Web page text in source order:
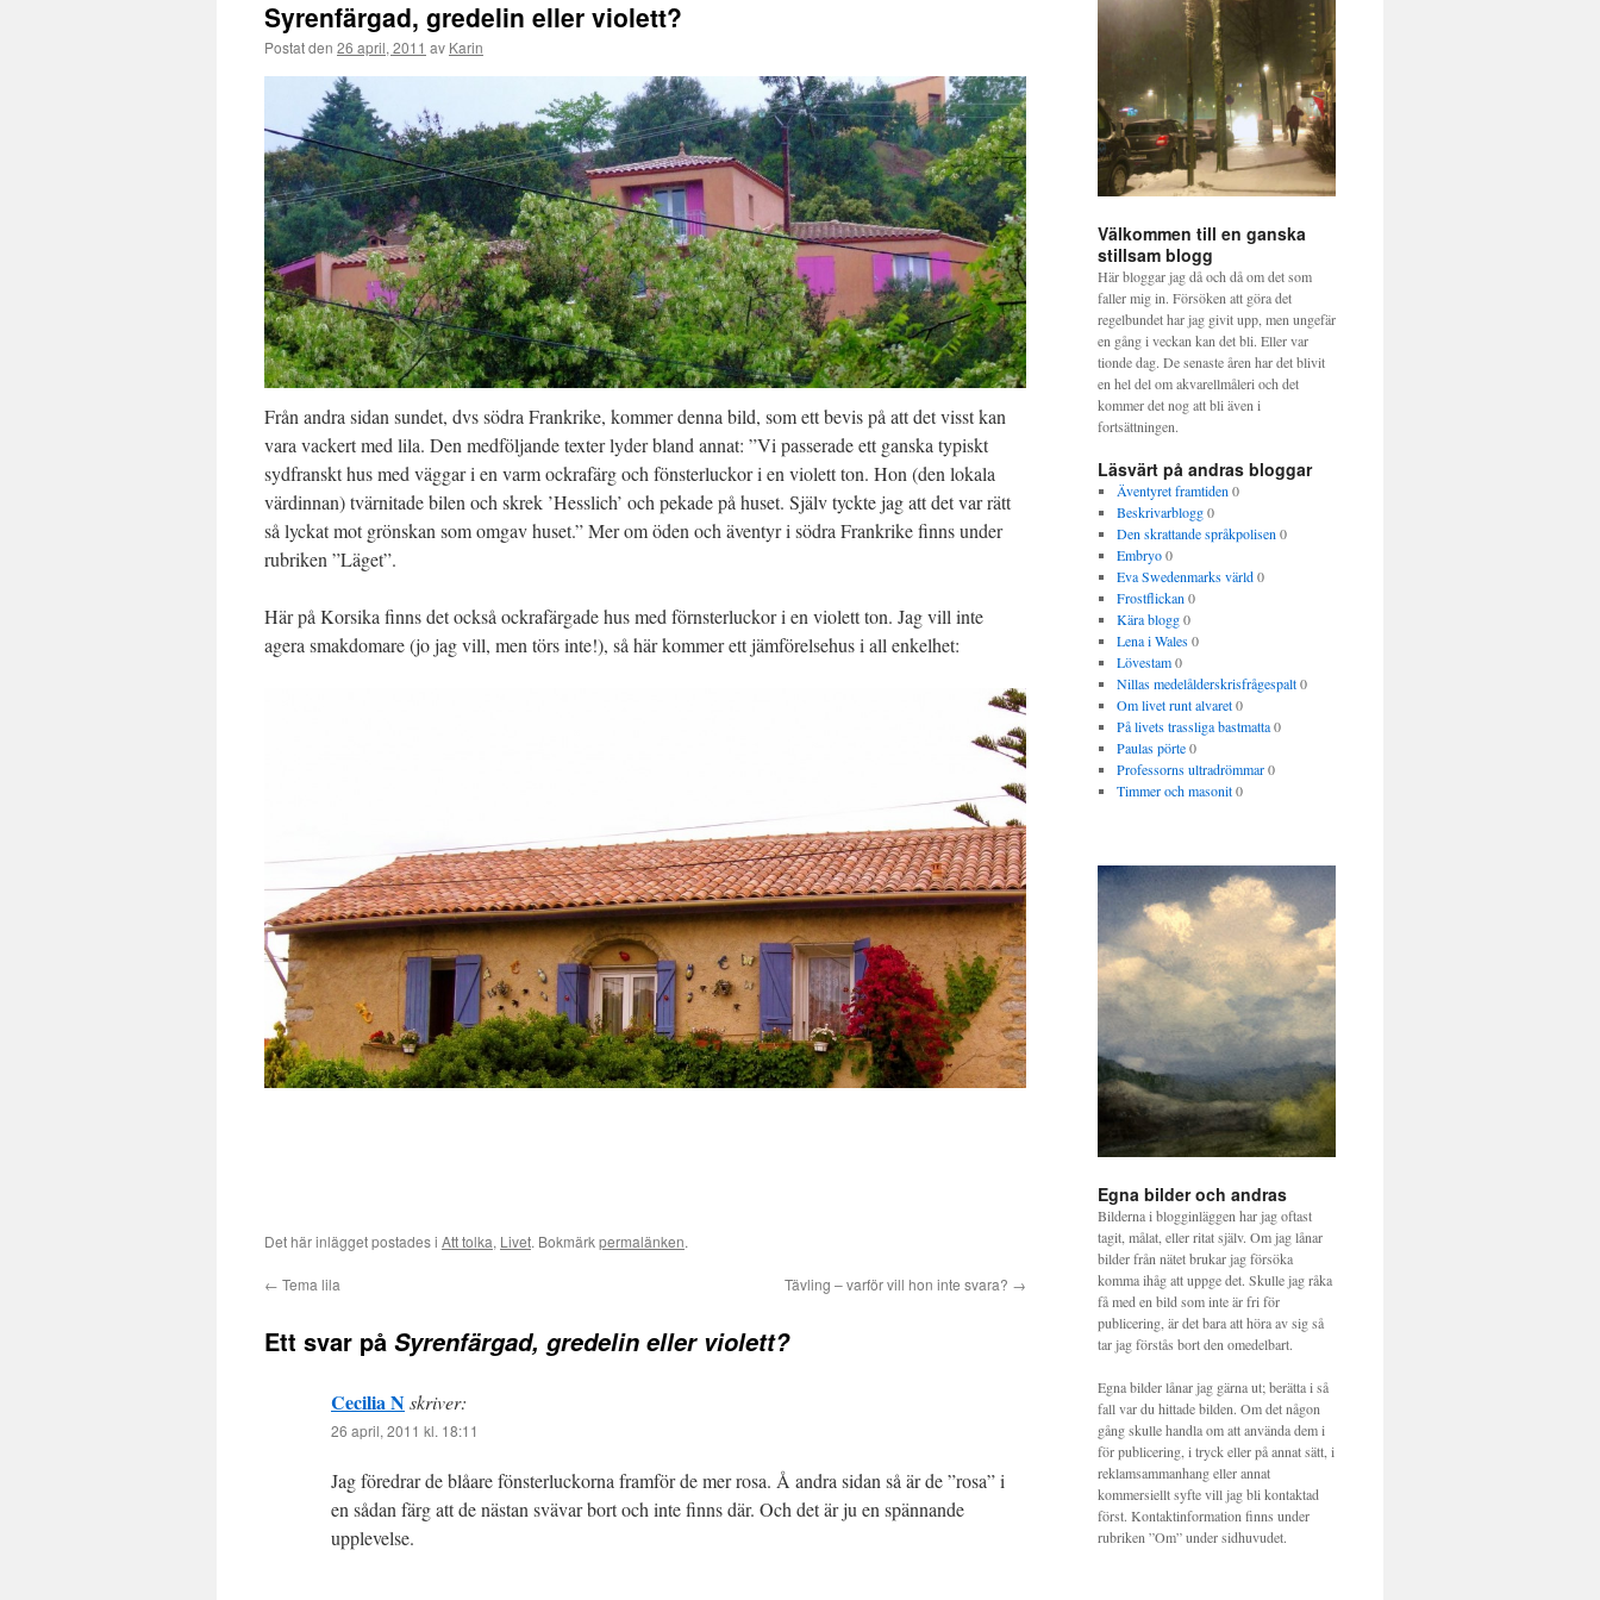
Syrenfärgad, gredelin eller violett?
Postat den 26 april, 2011 av Karin
Från andra sidan sundet, dvs södra Frankrike, kommer denna bild, som ett bevis på att det visst kan
vara vackert med lila. Den medföljande texter lyder bland annat: ”Vi passerade ett ganska typiskt
sydfranskt hus med väggar i en varm ockrafärg och fönsterluckor i en violett ton. Hon (den lokala
värdinnan) tvärnitade bilen och skrek ’Hesslich’ och pekade på huset. Själv tyckte jag att det var rätt
så lyckat mot grönskan som omgav huset.” Mer om öden och äventyr i södra Frankrike finns under
rubriken ”Läget”.
Här på Korsika finns det också ockrafärgade hus med förnsterluckor i en violett ton. Jag vill inte
agera smakdomare (jo jag vill, men törs inte!), så här kommer ett jämförelsehus i all enkelhet:
Det här inlägget postades i Att tolka, Livet. Bokmärkpermalänken.
← Tema lila Tävling – varför vill hon inte svara? →
Ett svar på Syrenfärgad, gredelin eller violett?
Cecilia Nskriver:
26 april, 2011 kl. 18:11
Jag föredrar de blåare fönsterluckorna framför de mer rosa. Å andra sidan så är de ”rosa” i
en sådan färg att de nästan svävar bort och inte finns där. Och det är ju en spännande
upplevelse.
Välkommen till en ganska
stillsam blogg
Här bloggar jag då och då om det som
faller mig in. Försöken att göra det
regelbundet har jag givit upp, men ungefär
en gång i veckan kan det bli. Eller var
tionde dag. De senaste åren har det blivit
en hel del om akvarellmåleri och det
kommer det nog att bli även i
fortsättningen.
Läsvärt på andras bloggar
Äventyret framtiden 0
Beskrivarblogg0
Den skrattande språkpolisen 0
Embryo0
Eva Swedenmarks värld0
Frostflickan 0
Kära blogg0
Lena i Wales0
Lövestam0
Nillas medelålderskrisfrågespalt0
Om livet runt alvaret0
På livets trassliga bastmatta0
Paulas pörte0
Professorns ultradrömmar0
Timmer och masonit0
Egna bilder och andras
Bilderna i blogginläggen har jag oftast
tagit, målat, eller ritat själv. Om jag lånar
bilder från nätet brukar jag försöka
komma ihåg att uppge det. Skulle jag råka
få med en bild som inte är fri för
publicering, är det bara att höra av sig så
tar jag förstås bort den omedelbart.
Egna bilder lånar jag gärna ut; berätta i så
fall var du hittade bilden. Om det någon
gång skulle handla om att använda dem i
för publicering, i tryck eller på annat sätt, i
reklamsammanhang eller annat
kommersiellt syfte vill jag bli kontaktad
först. Kontaktinformation finns under
rubriken ”Om” under sidhuvudet.